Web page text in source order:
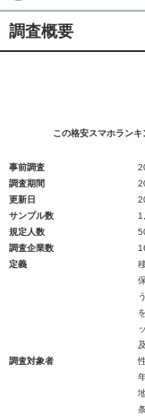
調査概要
この格安スマホランキ
事前調査
調査期間
更新日
サンプル数
規定人数
調査企業数
定義
調査対象者